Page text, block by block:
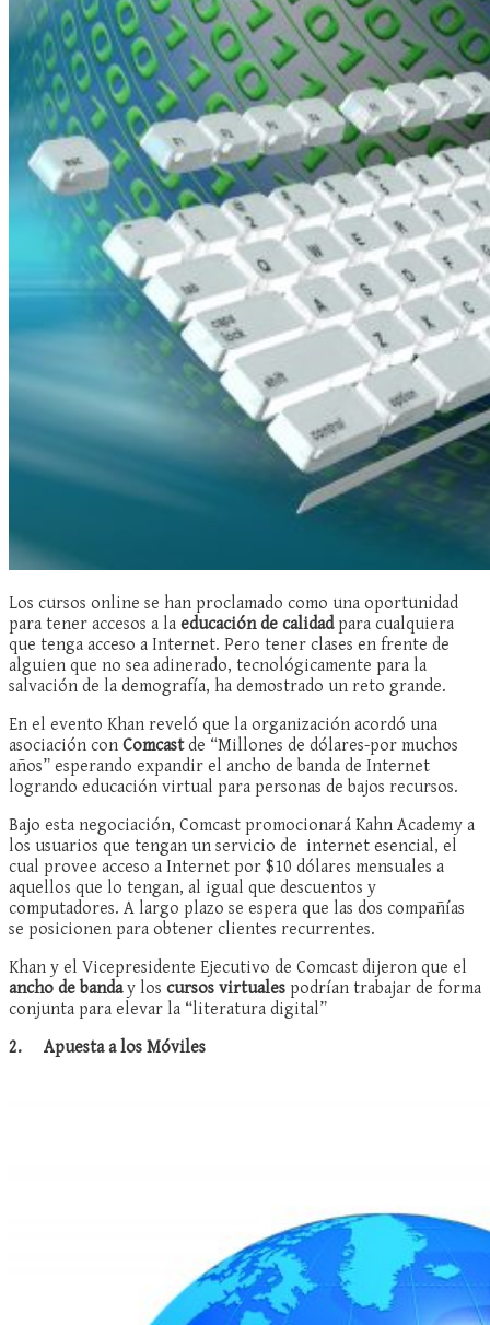
Los cursos online se han proclamado como una oportunidad
para tener accesos a la educación de calidadpara cualquiera
que tenga acceso a Internet. Pero tener clases en frente de
alguien que no sea adinerado, tecnológicamente para la
salvación de la demografía, ha demostrado un reto grande.
En el evento Khan reveló que la organización acordó una
asociación con Comcastde “Millones de dólares-por muchos
años” esperando expandir el ancho de banda de Internet
logrando educación virtual para personas de bajos recursos.
Bajo esta negociación, Comcast promocionará Kahn Academy a
los usuarios que tengan un servicio de internet esencial, el
cual provee acceso a Internet por $10 dólares mensuales a
aquellos que lo tengan, al igual que descuentos y
computadores. A largo plazo se espera que las dos compañías
se posicionen para obtener clientes recurrentes.
Khan y el Vicepresidente Ejecutivo de Comcast dijeron que el
ancho de banday los cursos virtuales podrían trabajar de forma
conjunta para elevar la “literatura digital”
2. Apuesta a los Móviles